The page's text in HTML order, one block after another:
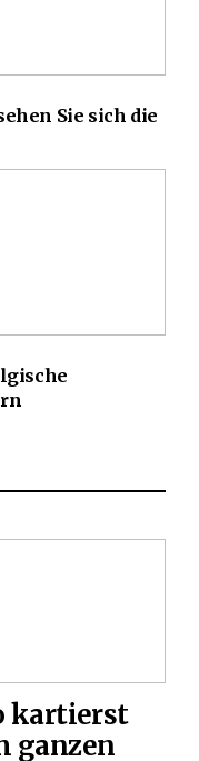
Sie sich die
kartierst
ganzen